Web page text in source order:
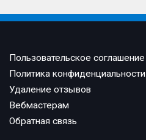
Пользовательское соглашение
Политика конфиденциальности
Удаление отзывов
Вебмастерам
Обратная связь